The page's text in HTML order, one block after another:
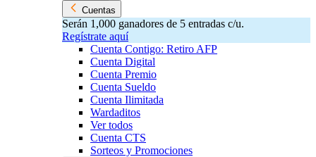
Cuentas
Serán 1,000 ganadores de 5 entradas c/u.
Regístrate aquí
Cuenta Contigo: Retiro AFP
Cuenta Digital
Cuenta Premio
Cuenta Sueldo
Cuenta Ilimitada
Wardaditos
Ver todos
Cuenta CTS
Sorteos y Promociones